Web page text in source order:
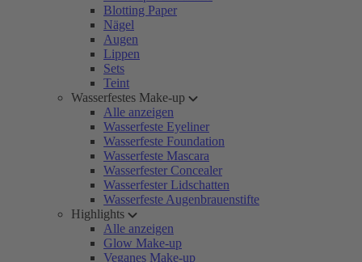
Blotting Paper
Nägel
Augen
Lippen
Sets
Teint
Wasserfestes Make-up
Alle anzeigen
Wasserfeste Eyeliner
Wasserfeste Foundation
Wasserfeste Mascara
Wasserfester Concealer
Wasserfester Lidschatten
Wasserfeste Augenbrauenstifte
Highlights
Alle anzeigen
Glow Make-up
Veganes Make-up